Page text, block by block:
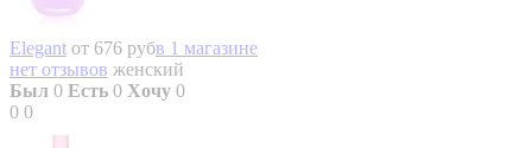
Elegant от 676 рубв 1 магазине
нет отзывов женский
Был 0 Есть 0 Хочу 0
0 0